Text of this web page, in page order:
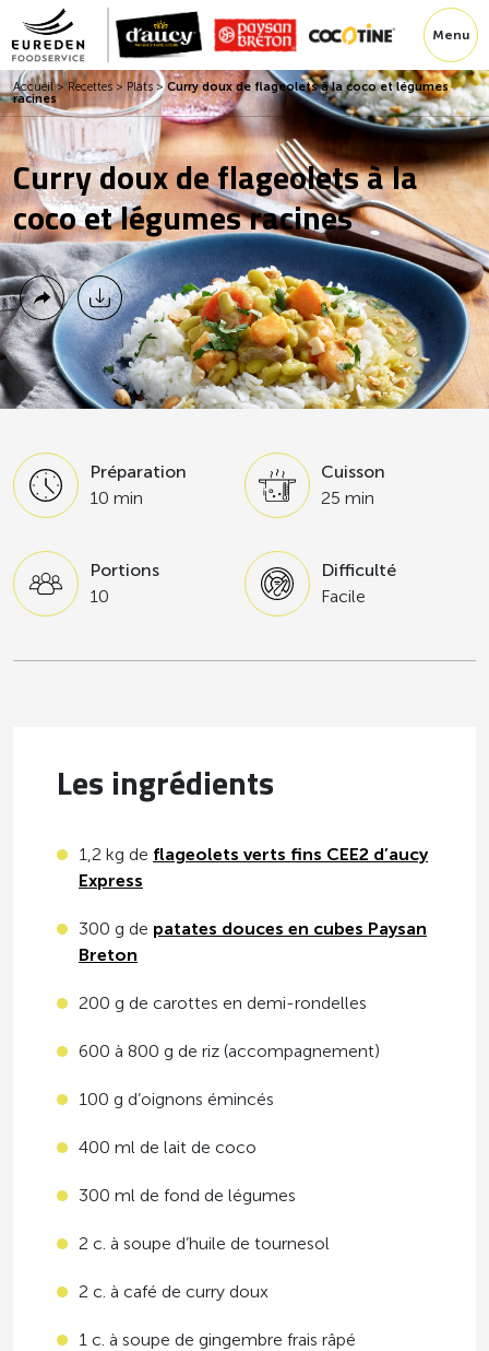
Menu
Accueil>Recettes>Plats>Curry doux de flageolets à la coco et légumes
racines
Curry doux de flageolets à la
coco et légumes racines
Préparation
10 min
Cuisson
25 min
Portions
10
Difficulté
Facile
Les ingrédients
1,2 kg de flageolets verts fins CEE2 d’aucy
Express
300 g de patates douces en cubes Paysan
Breton
200 g de carottes en demi-rondelles
600 à 800 g de riz (accompagnement)
100 g d’oignons émincés
400 ml de lait de coco
300 ml de fond de légumes
2 c. à soupe d’huile de tournesol
2 c. à café de curry doux
1 c. à soupe de gingembre frais râpé